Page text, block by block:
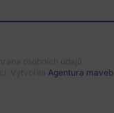
Agentura maveb